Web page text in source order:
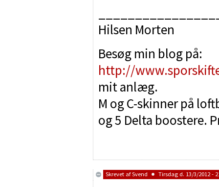
Hilsen Morten
Besøg min blog på:
http://
mit anlæg.
M og C-skinner på
og 5 Delta boostere.
Skrevet afSvend Tirsdag d. 13/3/2012 -